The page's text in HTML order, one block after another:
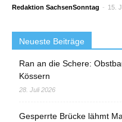
Redaktion SachsenSonntag - 15.
Neueste Beiträge
Ran an die Schere:
Kössern
28. Juli 2026
Gesperrte Brücke lähmt